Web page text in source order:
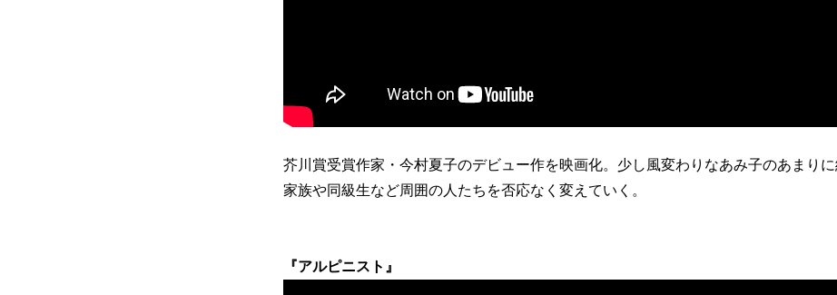
芥川賞受賞作家・今村夏子のデビュー作を映画化。少し風変わりなあみ子のあまりに
家族や同級生など周囲の人たちを否応なく変えていく。
『アルピニスト』